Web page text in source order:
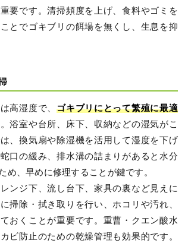
要です。清掃頻度を上げ、食料やゴミを
とでゴキブリの餌場を無くし、生息を抑
高湿度で、ゴキブリにとって繁殖に最適
浴室や台所、床下、収納などの湿気がこ
、換気扇や除湿機を活用して湿度を下げ
口の緩み、排水溝の詰まりがあると水分
め、早めに修理することが鍵です。
ンジ下、流し台下、家具の裏など見えに
掃除・拭き取りを行い、ホコリや汚れ、
おくことが重要です。重曹・クエン酸水
ビ防止のための乾燥管理も効果的です。